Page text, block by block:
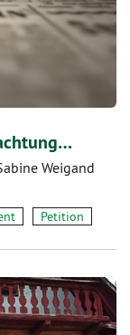
Weigand
Petition